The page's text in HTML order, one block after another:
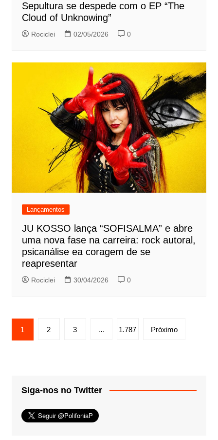
Sepultura se despede com o EP “The
Cloud of Unknowing”
Rociclei 02/05/2026 0
Lançamentos
JU KOSSO lança “SOFISALMA” e abre
uma nova fase na carreira: rock autoral,
psicanálise ea coragem de se
reapresentar
Rociclei 30/04/2026 0
Paginação
de
1 2 3 … 1.787 Próximo
Siga-nos no Twitter